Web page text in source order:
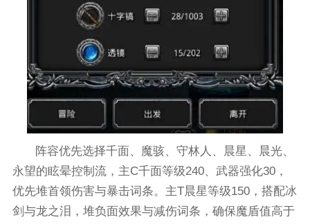
阵容优先选择千面、魔骇、守林人、晨星、晨光、
永望的眩晕控制流，主C千面等级240、武器强化30，
优先堆首领伤害与暴击词条。主T晨星等级150，搭配冰
剑与龙之泪，堆负面效果与减伤词条，确保魔盾值高于